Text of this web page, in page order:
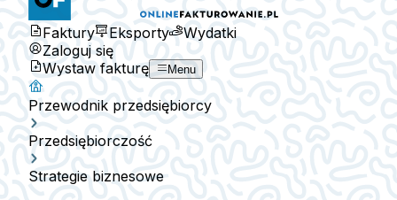
Faktury Eksporty
Wydatki
Zaloguj się
Wystaw fakturę
Menu
Przewodnik przedsiębiorcy
Przedsiębiorczość
Strategie biznesowe